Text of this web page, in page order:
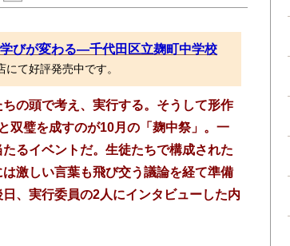
学びが変わる—千代田区立麹町中学校
にて好評発売中です。
の頭で考え、実行する。そうして形作
双璧を成すのが10月の「麹中祭」。一
るイベントだ。生徒たちで構成された
激しい言葉も飛び交う議論を経て準備
、実行委員の2人にインタビューした内